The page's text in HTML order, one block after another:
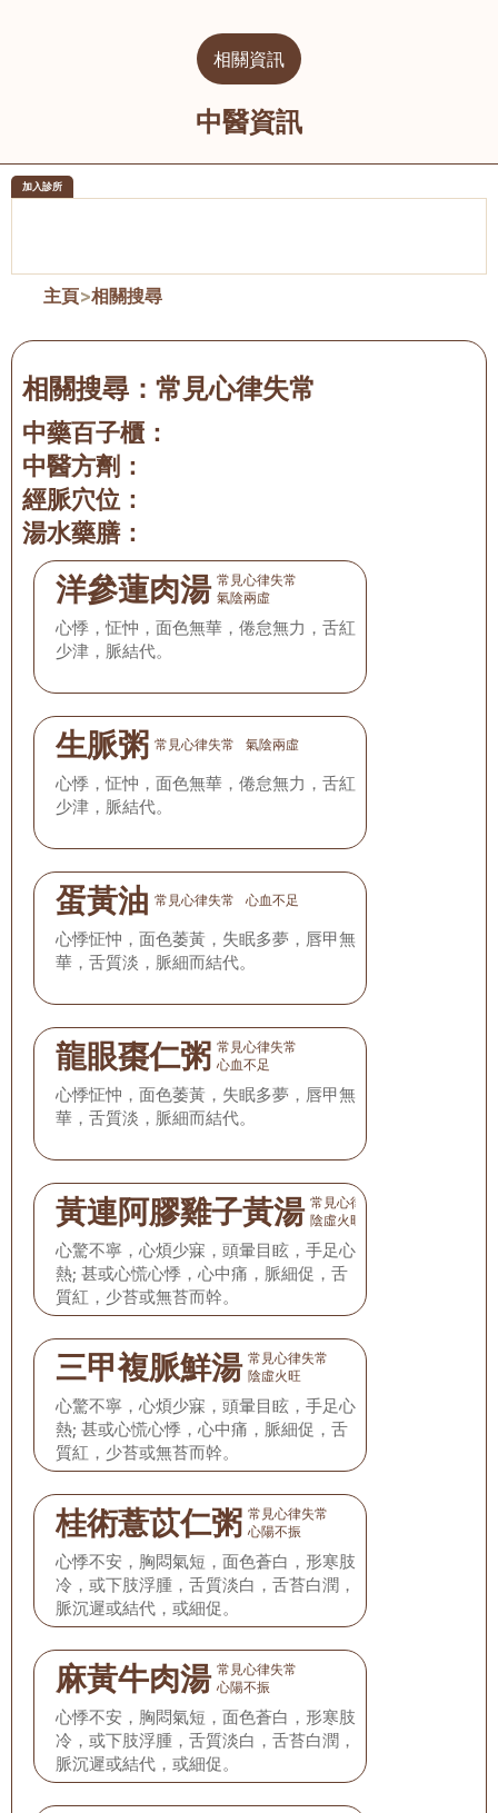
相關資訊
中醫資訊
加入診所
主頁>相關搜尋
相關搜尋： 常見心律失常
中藥百子櫃：
中醫方劑：
經脈穴位：
湯水藥膳：
洋參蓮肉湯 常見心律失常
氣陰兩虛
心悸，怔忡，面色無華，倦怠無力，舌紅
少津，脈結代。
生脈粥 常見心律失常 氣陰兩虛
心悸，怔忡，面色無華，倦怠無力，舌紅
少津，脈結代。
蛋黃油 常見心律失常 心血不足
心悸怔忡，面色萎黃，失眠多夢，唇甲無
華，舌質淡，脈細而結代。
龍眼棗仁粥 常見心律失常
心血不足
心悸怔忡，面色萎黃，失眠多夢，唇甲無
華，舌質淡，脈細而結代。
黃連阿膠雞子黃湯 常見心律失常
陰虛火旺
心驚不寧，心煩少寐，頭暈目眩，手足心
熱; 甚或心慌心悸，心中痛，脈細促，舌
質紅，少苔或無苔而幹。
三甲複脈鮮湯 常見心律失常
陰虛火旺
心驚不寧，心煩少寐，頭暈目眩，手足心
熱; 甚或心慌心悸，心中痛，脈細促，舌
質紅，少苔或無苔而幹。
桂術薏苡仁粥 常見心律失常
心陽不振
心悸不安，胸悶氣短，面色蒼白，形寒肢
冷，或下肢浮腫，舌質淡白，舌苔白潤，
脈沉遲或結代，或細促。
麻黃牛肉湯 常見心律失常
心陽不振
心悸不安，胸悶氣短，面色蒼白，形寒肢
冷，或下肢浮腫，舌質淡白，舌苔白潤，
脈沉遲或結代，或細促。